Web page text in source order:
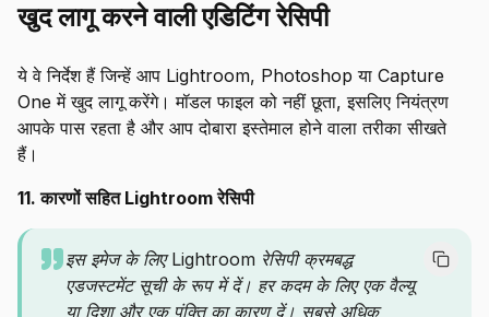
खुद लागू करने वाली एडिटिंग रेसिपी
ये वे निर्देश हैं जिन्हें आप Lightroom, Photoshop या Capture
One में खुद लागू करेंगे। मॉडल फाइल को नहीं छूता, इसलिए नियंत्रण
आपके पास रहता है और आप दोबारा इस्तेमाल होने वाला तरीका सीखते
हैं।
11. कारणों सहित Lightroom रेसिपी
इस इमेज के लिए Lightroom रेसिपी क्रमबद्ध
एडजस्टमेंट सूची के रूप में दें। हर कदम के लिए एक वैल्यू
या दिशा और एक पंक्ति का कारण दें। सबसे अधिक